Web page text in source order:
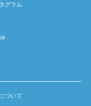
グラム
ついて